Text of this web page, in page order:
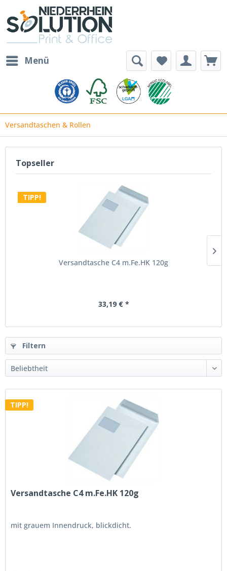
Menü
Versandtaschen & Rollen
Topseller
TIPP!
Versandtasche C4 m.Fe.HK 120g
33,19 € *
Filtern
TIPP!
Versandtasche C4 m.Fe.HK 120g
mit grauem Innendruck, blickdicht.